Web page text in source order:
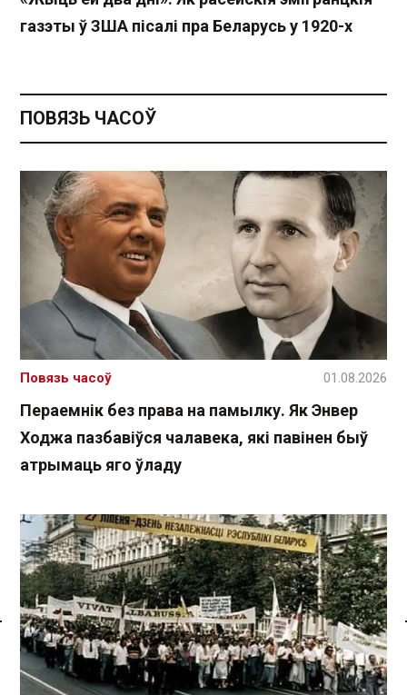
Спасылка без VPN
газэты ў ЗША пісалі пра Беларусь у 1920-х
ПОВЯЗЬ ЧАСОЎ
Пераемнік без права на памылку. Як Энвер
Ходжа пазбавіўся чалавека, які павінен быў
атрымаць яго ўладу
Повязь часоў 01.08.2026